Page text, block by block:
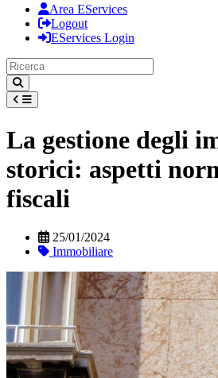
Area EServices
Logout
EServices Login
La gestione degli
storici: aspetti
fiscali
25/01/2024
Immobiliare